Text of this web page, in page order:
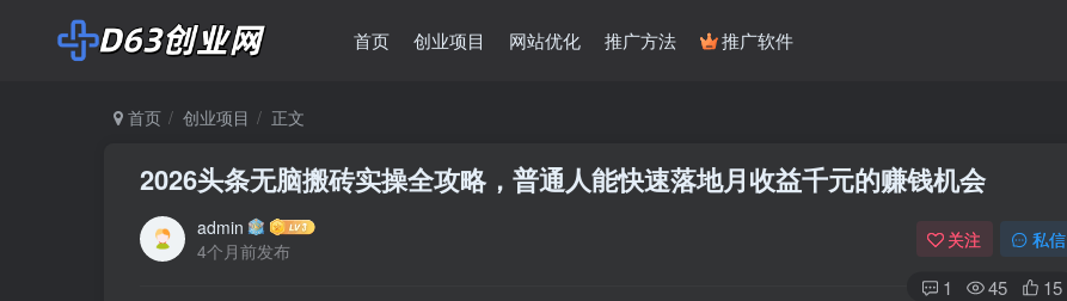
首页 创业项目 网站优化 推广方法 推广软件
首页 创业项目 正文
2026头条无脑搬砖实操全攻略，普通人能快速落地月收益千元的赚钱机会
admin
4个月前发布
关注 私信
1 45 15